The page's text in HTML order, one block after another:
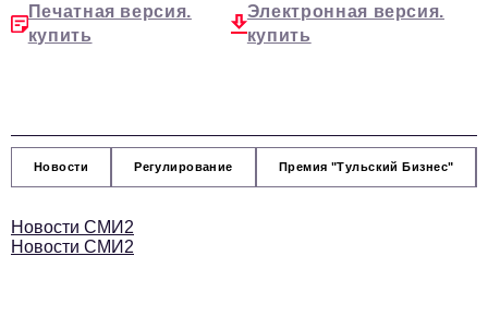
Печатная версия.
купить
Электронная версия.
купить
Новости Регулирование Премия "Тульский Бизнес"
Новости СМИ2
Новости СМИ2